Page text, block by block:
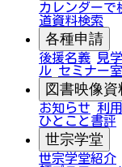
カレンダーで
道資料検索
各種申請
後援名義 見
ル セミナー室
図書映像資
お知らせ 利
ひとこと書評
世宗学堂
世宗学堂紹介